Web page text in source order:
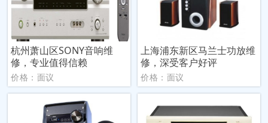
杭州萧山区SONY音响维
修，专业值得信赖
价格：面议
上海浦东新区马兰士功放维
修，深受客户好评
价格：面议